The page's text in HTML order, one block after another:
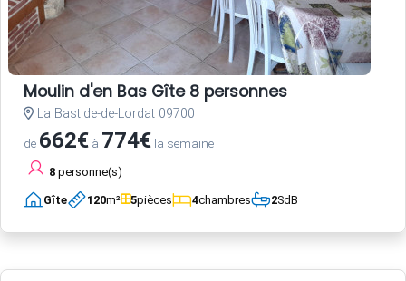
Moulin d'en Bas Gîte 8 personnes
La Bastide-de-Lordat 09700
de 662€ à 774€ la semaine
8 personne(s)
Gîte 120m² 5pièces 4chambres 2SdB